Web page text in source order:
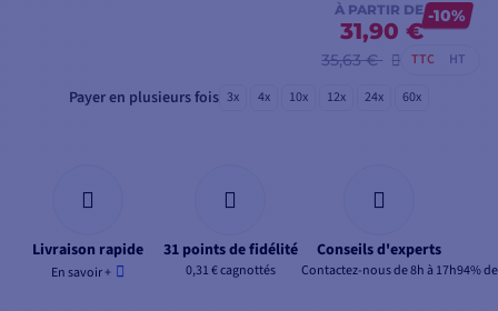
À PARTIR DE
31,90 €
-10%
35,63 € TTC HT
Payer en plusieurs fois 3x 4x 10x 12x 24x 60x
Livraison rapide
En savoir +
31 points de fidélité
0,31 € cagnottés
Conseils d'experts
Contactez-nous de 8h à 17h94%